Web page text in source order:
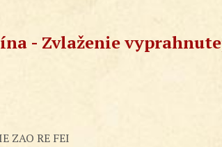
- Zvlaženie
ZAO RE FEI